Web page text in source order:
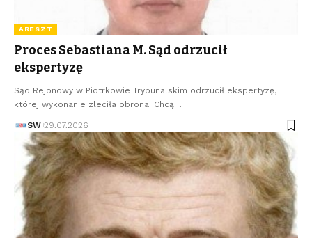
ARESZT
Proces Sebastiana M. Sąd odrzucił
ekspertyzę
Sąd Rejonowy w Piotrkowie Trybunalskim odrzucił ekspertyzę,
której wykonanie zleciła obrona. Chcą…
SW 29.07.2026